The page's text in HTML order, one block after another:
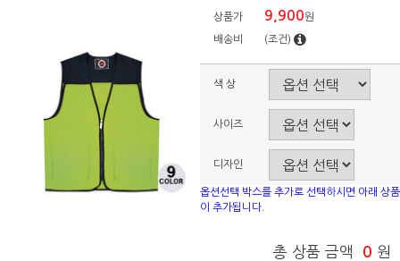
상품가 9,900원
배송비 (조건)
색 상
사이즈
디자인
옵션선택 박스를 추가로 선택하시면 아래 상품
이 추가됩니다.
총 상품 금액 0 원